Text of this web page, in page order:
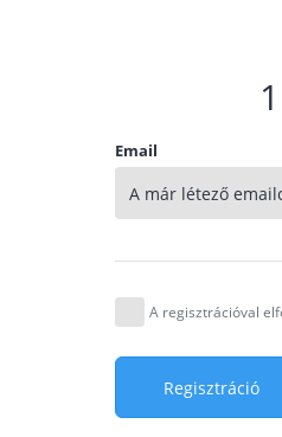
Email
A regisztrációval
Regisztráció